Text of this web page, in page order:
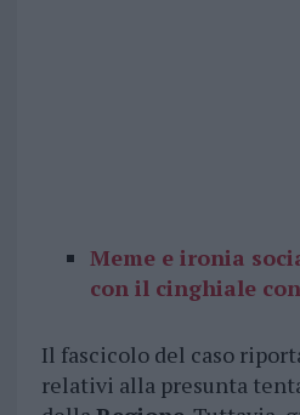
Meme e ironia
con il cinghiale
Il fascicolo del caso
relativi alla presunta